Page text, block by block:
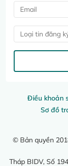
Điều khoản
Sơ đồ
© Bản quyền
Tháp BIDV, Số
Loại tin đăng